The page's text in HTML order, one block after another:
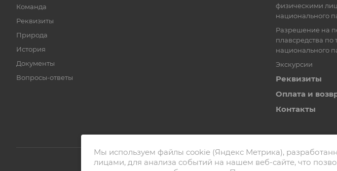
Команда
Реквизиты
Природа
История
Документы
Вопросы-ответы
физическими
национального
Разрешение на
плавсредства по
национального
Экскурсии
Реквизиты
Оплата и
Контакты
Мы используем файлы cookie (Яндекс Метрика),
лицами, для анализа событий на нашем веб-сайте, что